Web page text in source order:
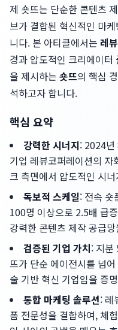
제 숏뜨는 단순한 콘텐츠
브가 결합된 혁신적인 마
니다. 본 아티클에서는 레
경과 압도적인 크리에이
을 제시하는 숏뜨의 핵심
석하고자 합니다.
핵심 요약
강력한 시너지: 2024년
기업 레뷰코퍼레이션의 자
크 측면에서 압도적인 시
독보적 스케일: 전속 숏
100명 이상으로 2.5배 급
강력한 콘텐츠 제작 공급
검증된 기업 가치: 지분
뜨가 단순 에이전시를 넘
술 기반 혁신 기업임을 증
통합 마케팅 솔루션: 레
폼 전문성을 결합하여, 체